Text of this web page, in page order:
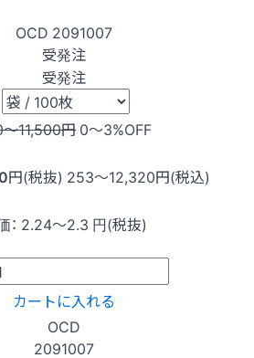
OCD 2091007
受発注
受発注
11,500円 0〜3%OFF
円(税抜) 253〜12,320円(税込)
： 2.24〜2.3 円(税抜)
カートに入れる
OCD
2091007